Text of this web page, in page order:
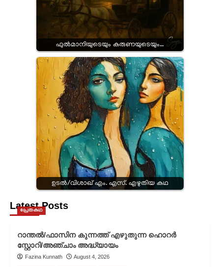
ഫുൽമാനിയുടെയും കരുണയുടെയും…
ഉടൽ/വിശാഖ് എം. എസ്. എഴുതിയ കഥ
Latest Posts
പ്രേതകഥ
റാന്തൽ/ഫാസിന കുന്നത്ത് എഴുതുന്ന ഹൊറർ
സ്റ്റോറി/അഞ്ചാം അദ്ധ്യായം
Fazina Kunnath August 4, 2026